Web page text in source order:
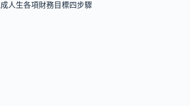
人生各項財務目標四步驟